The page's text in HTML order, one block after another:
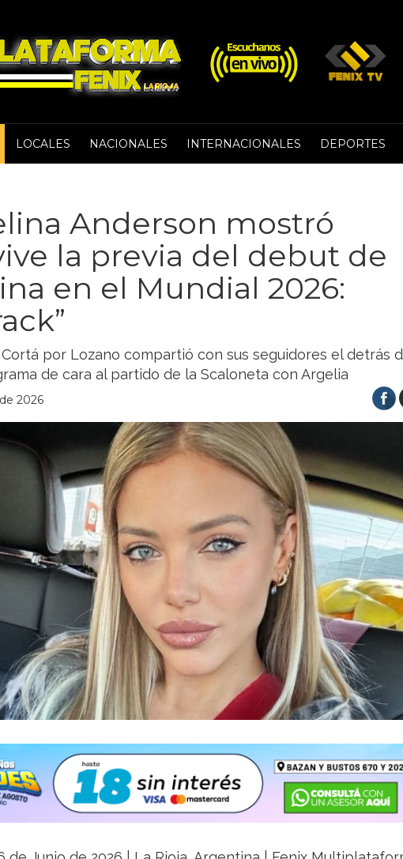
LOCALES NACIONALES INTERNACIONALES DEPORTES
Anderson mostró
la previa del debut de
en el Mundial 2026:
por Lozano compartió con sus seguidores el detrás
de cara al partido de la Scaloneta con Argelia
2026